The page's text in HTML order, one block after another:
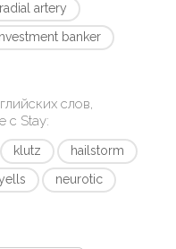
radial artery
banker
слов,
с Stay:
klutz
hailstorm
neurotic